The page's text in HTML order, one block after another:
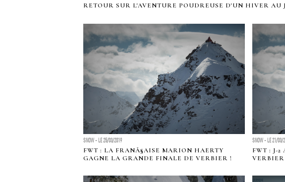
RETOUR SUR L'AVENTURE POUDREUSE D'UN HIVER AU
SNOW - LE 25/03/2019
FWT : LA FRANÃ§AISE MARION HAERTY
GAGNE LA GRANDE FINALE DE VERBIER !
SNOW - LE 21/03/
FWT : J-